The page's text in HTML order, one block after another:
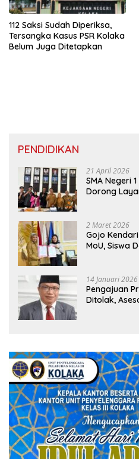
112 Saksi Sudah Diperiksa,
Tersangka Kasus PSR Kolaka
Belum Juga Ditetapkan
PENDIDIKAN
21 April 2026
SMA Negeri
Dorong
2 Maret 2026
Gojo
MoU, Siswa
14 Januari 2026
Pengajuan
Ditolak,